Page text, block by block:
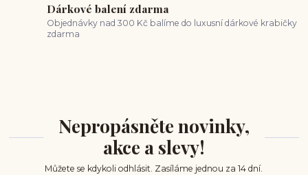
Dárkové balení zdarma
Objednávky nad 300 Kč balíme do luxusní dárkové krabičky
zdarma
Nepropásněte novinky,
akce a slevy!
Můžete se kdykoli odhlásit. Zasíláme jednou za 14 dní.